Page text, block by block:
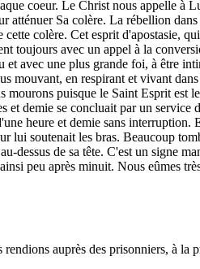
coeur. Le Christ nous appelle
atténuer Sa colère. La rébellion
colère. Cet esprit d'apostasie,
toujours avec un appel à la
et avec une plus grande foi, à être
mouvant, en respirant et vivant
mourons puisque le Saint Esprit
et demie se concluait par un
heure et demie sans
lui soutenait les bras. Beaucoup
dessus de sa tête. C'est un signe
peu après minuit. Nous eûmes
rendions auprès des prisonniers, à